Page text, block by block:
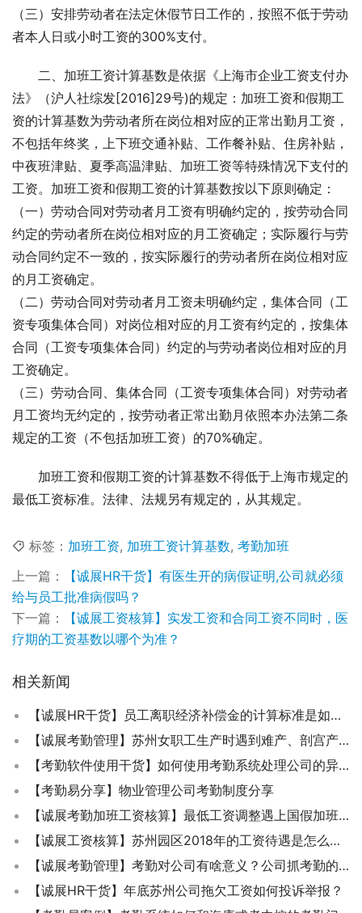
（三）安排劳动者在法定休假节日工作的，按照不低于劳动
者本人日或小时工资的300%支付。
二、加班工资计算基数是依据《上海市企业工资支付办
法》（沪人社综发[2016]29号)的规定：加班工资和假期工
资的计算基数为劳动者所在岗位相对应的正常出勤月工资，
不包括年终奖，上下班交通补贴、工作餐补贴、住房补贴，
中夜班津贴、夏季高温津贴、加班工资等特殊情况下支付的
工资。加班工资和假期工资的计算基数按以下原则确定：
（一）劳动合同对劳动者月工资有明确约定的，按劳动合同
约定的劳动者所在岗位相对应的月工资确定；实际履行与劳
动合同约定不一致的，按实际履行的劳动者所在岗位相对应
的月工资确定。
（二）劳动合同对劳动者月工资未明确约定，集体合同（工
资专项集体合同）对岗位相对应的月工资有约定的，按集体
合同（工资专项集体合同）约定的与劳动者岗位相对应的月
工资确定。
（三）劳动合同、集体合同（工资专项集体合同）对劳动者
月工资均无约定的，按劳动者正常出勤月依照本办法第二条
规定的工资（不包括加班工资）的70%确定。
加班工资和假期工资的计算基数不得低于上海市规定的
最低工资标准。法律、法规另有规定的，从其规定。
标签： 加班工资, 加班工资计算基数, 考勤加班
上一篇：
【诚展HR干货】有医生开的病假证明,公司就必须
给与员工批准病假吗？
下一篇：
【诚展工资核算】实发工资和合同工资不同时，医
疗期的工资基数以哪个为准？
相关新闻
【诚展HR干货】员工离职经济补偿金的计算标准是如何规定的？
【诚展考勤管理】苏州女职工生产时遇到难产、剖宫产、生育多胞胎,产假是否会增加？
【考勤软件使用干货】如何使用考勤系统处理公司的异常？
【考勤易分享】物业管理公司考勤制度分享
【诚展考勤加班工资核算】最低工资调整遇上国假加班,加班费该怎么算?
【诚展工资核算】苏州园区2018年的工资待遇是怎么计算的呢？
【诚展考勤管理】考勤对公司有啥意义？公司抓考勤的目的是什么？
【诚展HR干货】年底苏州公司拖欠工资如何投诉举报？